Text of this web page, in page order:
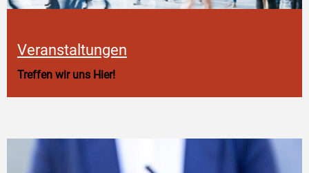
Veranstaltungen
Treffen wir uns Hier!